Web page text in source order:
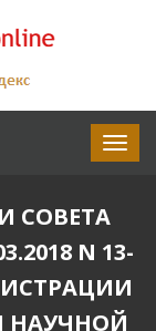
СОВЕТА
N 13-
НАУЧНОЙ